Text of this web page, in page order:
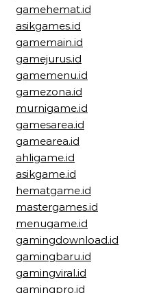
gamehemat.id
asikgames.id
gamemain.id
gamejurus.id
gamemenu.id
gamezona.id
murnigame.id
gamesarea.id
gamearea.id
ahligame.id
asikgame.id
hematgame.id
mastergames.id
menugame.id
gamingdownload.id
gamingbaru.id
gamingviral.id
gamingpro.id